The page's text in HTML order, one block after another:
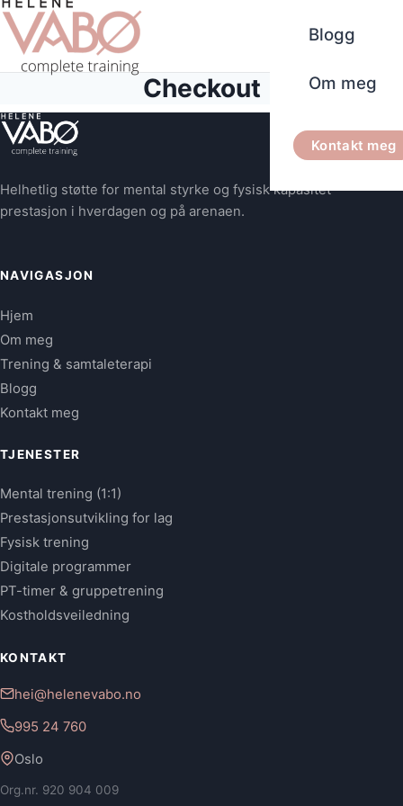
Blogg
Om meg
Kontakt meg
Checkout
Helhetlig støtte for mental styrke og fysisk kapasitet –
prestasjon i hverdagen og på arenaen.
NAVIGASJON
Hjem
Om meg
Trening & samtaleterapi
Blogg
Kontakt meg
TJENESTER
Mental trening (1:1)
Prestasjonsutvikling for lag
Fysisk trening
Digitale programmer
PT-timer & gruppetrening
Kostholdsveiledning
KONTAKT
hei@helenevabo.no
995 24 760
Oslo
Org.nr. 920 904 009